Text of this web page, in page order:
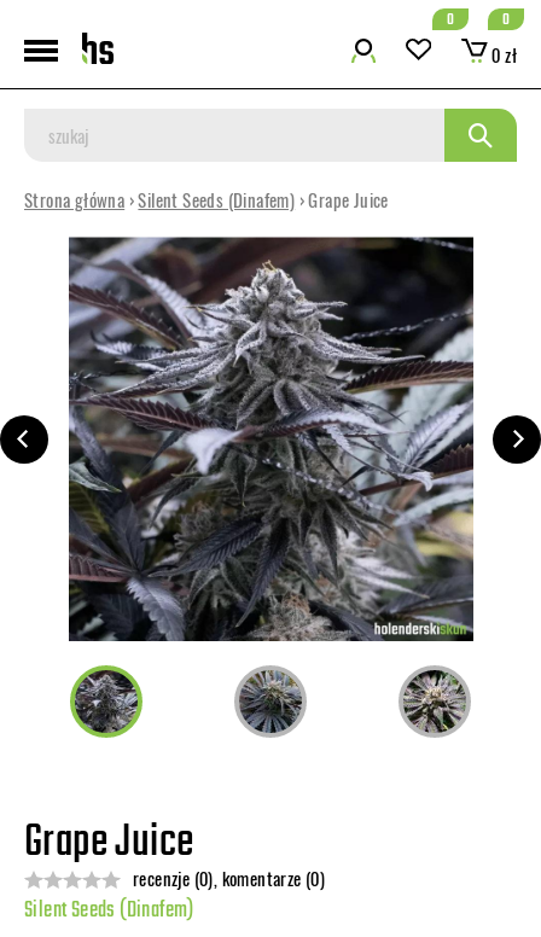
0
0 zł
0
Strona główna ›Silent Seeds (Dinafem) › Grape Juice
Grape Juicerecenzje (0), komentarze (0)
Silent Seeds (Dinafem)